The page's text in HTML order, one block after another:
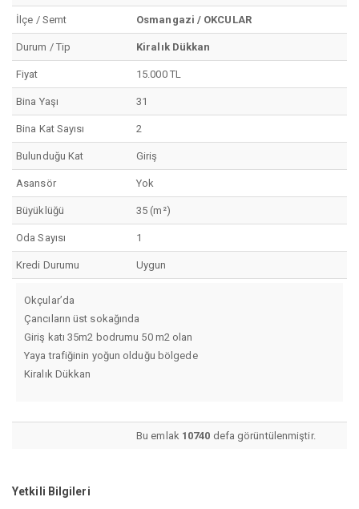
İlçe / Semt Osmangazi / OKCULAR
Durum / Tip Kiralık Dükkan
Fiyat 15.000 TL
Bina Yaşı 31
Bina Kat Sayısı 2
Bulunduğu Kat Giriş
Asansör Yok
Büyüklüğü 35 (m²)
Oda Sayısı 1
Kredi Durumu Uygun
Okçular’da
Çancıların üst sokağında
Giriş katı 35m2 bodrumu 50 m2 olan
Yaya trafiğinin yoğun olduğu bölgede
Kiralık Dükkan
Bu emlak 10740 defa görüntülenmiştir.
Yetkili Bilgileri